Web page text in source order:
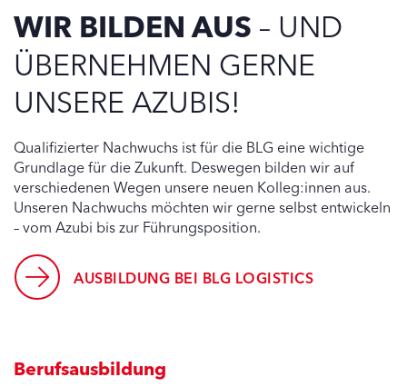
WIR BILDEN AUS – UND
ÜBERNEHMEN GERNE
UNSERE AZUBIS!
Qualifizierter Nachwuchs ist für die BLG eine wichtige
Grundlage für die Zukunft. Deswegen bilden wir auf
verschiedenen Wegen unsere neuen Kolleg:innen aus.
Unseren Nachwuchs möchten wir gerne selbst entwickeln
– vom Azubi bis zur Führungsposition.
AUSBILDUNG BEI BLG LOGISTICS
Berufsausbildung